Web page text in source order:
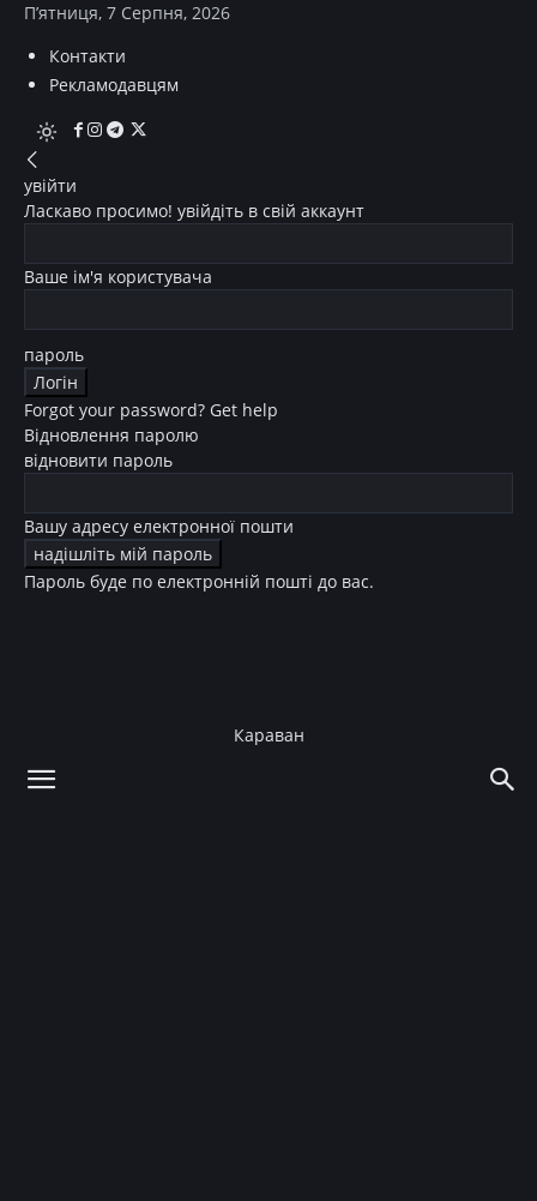
П’ятниця, 7 Серпня, 2026
Контакти
Рекламодавцям
увійти
Ласкаво просимо! увійдіть в свій аккаунт
Ваше ім'я користувача
пароль
Forgot your password? Get help
Відновлення паролю
відновити пароль
Вашу адресу електронної пошти
Пароль буде по електронній пошті до вас.
Караван